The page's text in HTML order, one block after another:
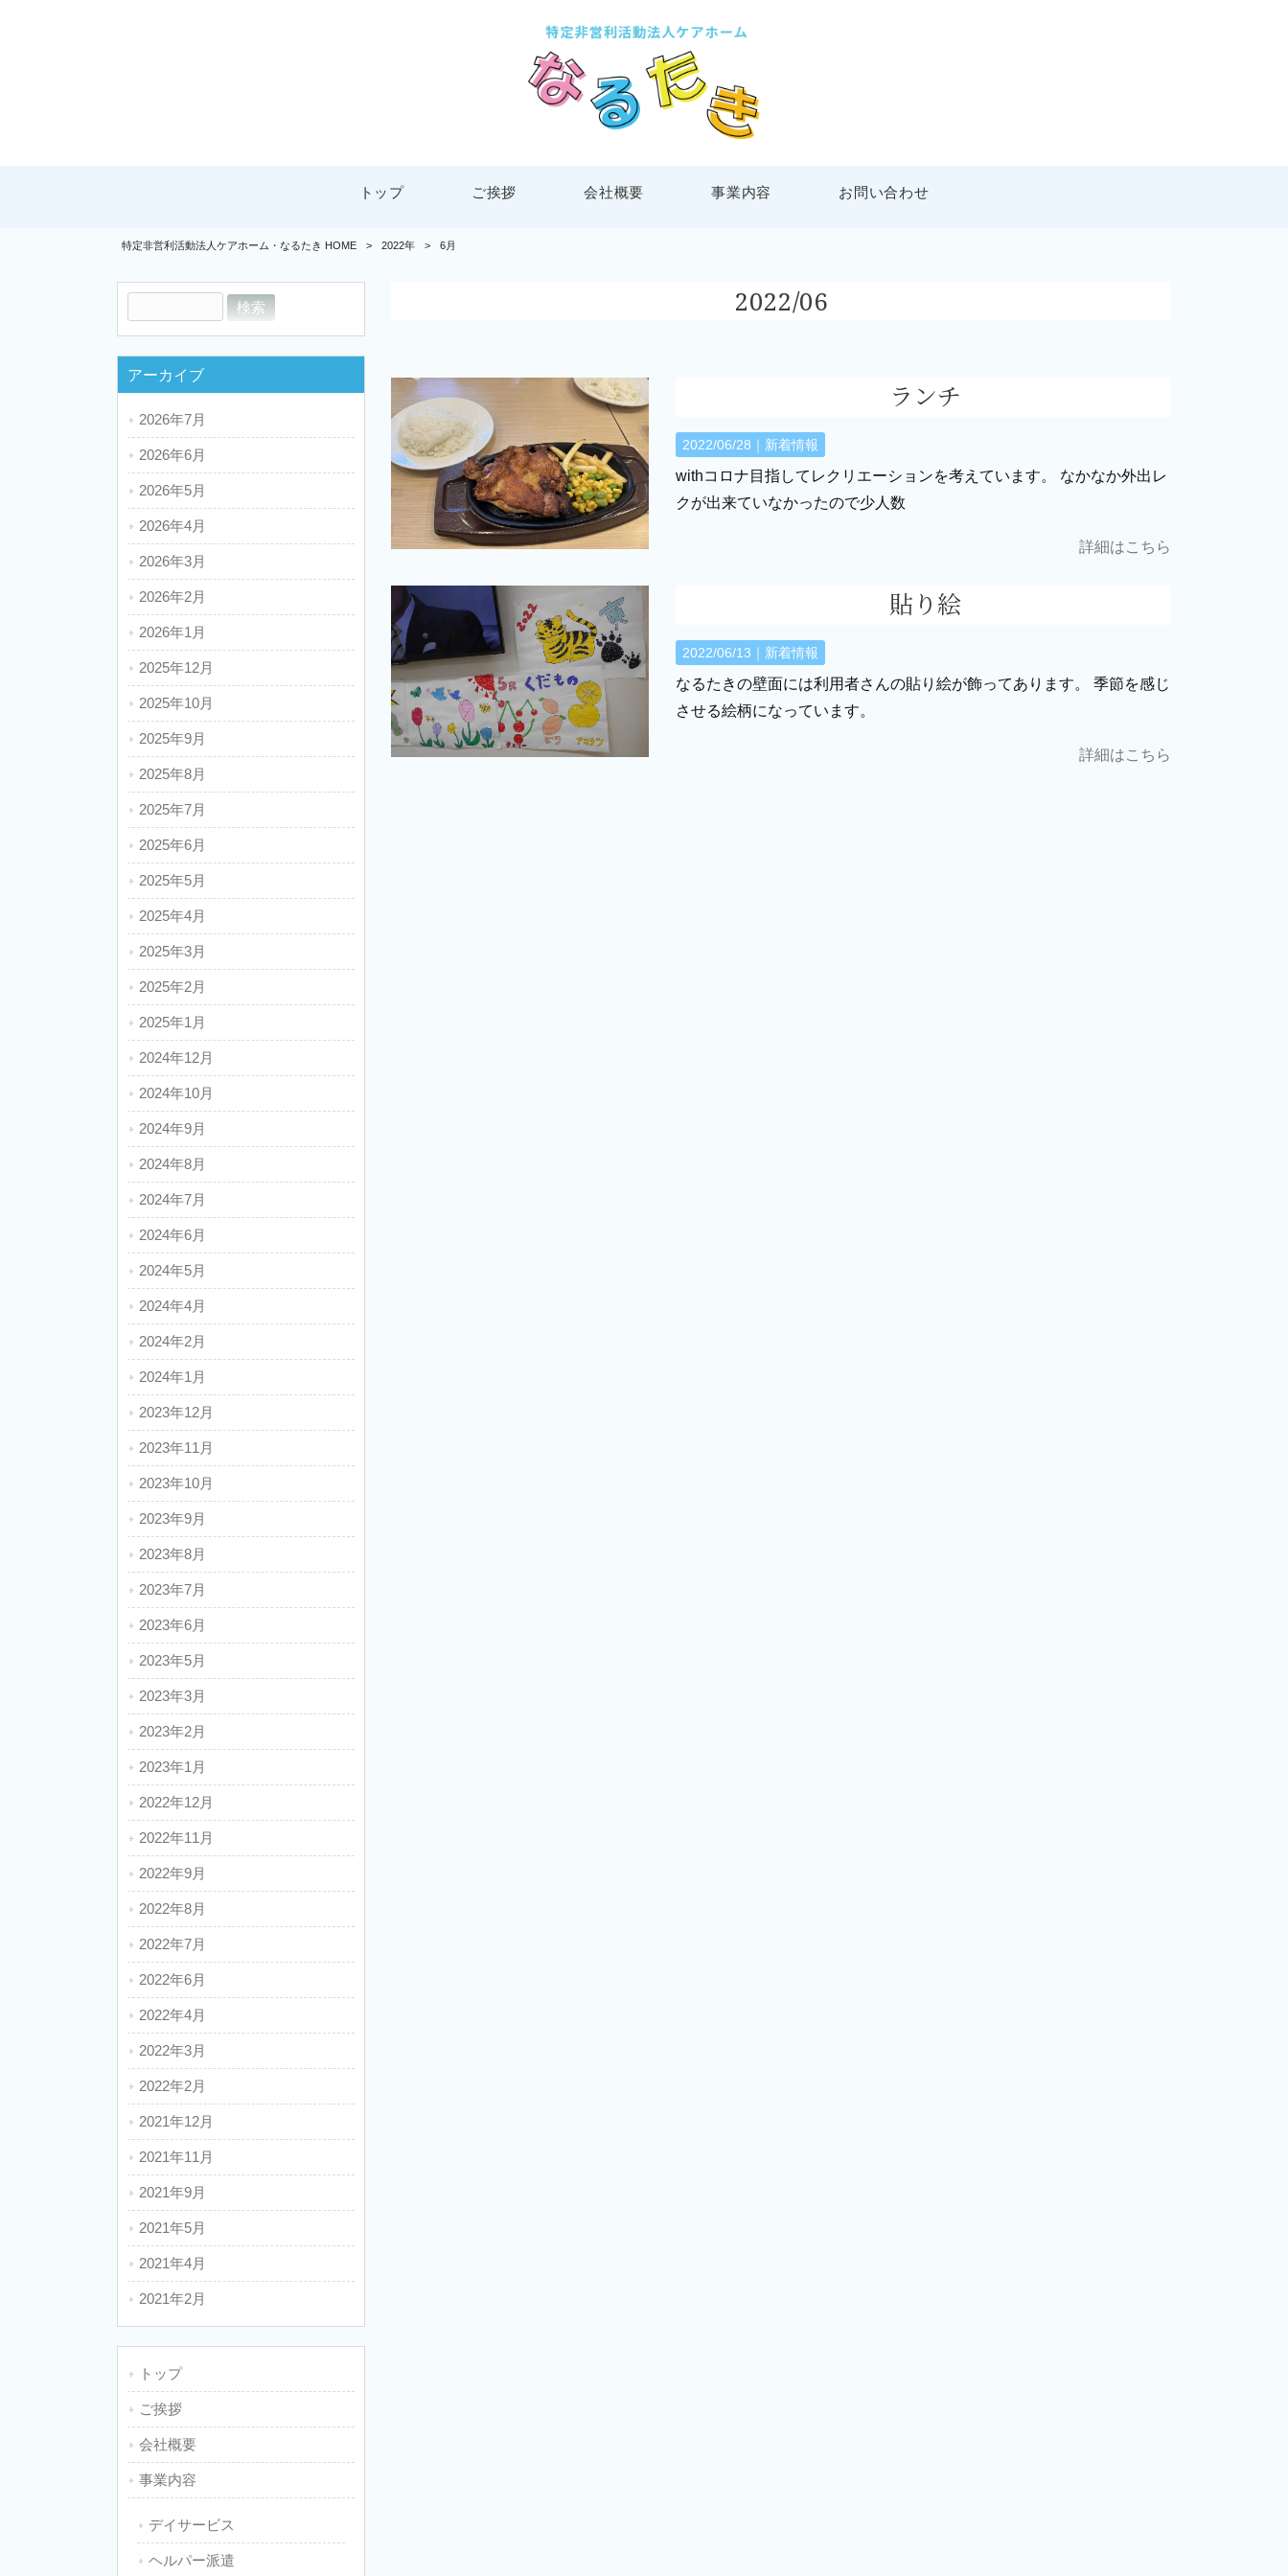
トップ ご挨拶 会社概要 事業内容 お問い合わせ
特定非営利活動法人ケアホーム・なるたき HOME > 2022年 > 6月
2022/06
ランチ
2022/06/28｜ 新着情報
withコロナ目指してレクリエーションを考えています。 なかなか外出レ
クが出来ていなかったので少人数
詳細はこちら
貼り絵
2022/06/13｜ 新着情報
なるたきの壁面には利用者さんの貼り絵が飾ってあります。 季節を感じ
させる絵柄になっています。
詳細はこちら
アーカイブ
2026年7月
2026年6月
2026年5月
2026年4月
2026年3月
2026年2月
2026年1月
2025年12月
2025年10月
2025年9月
2025年8月
2025年7月
2025年6月
2025年5月
2025年4月
2025年3月
2025年2月
2025年1月
2024年12月
2024年10月
2024年9月
2024年8月
2024年7月
2024年6月
2024年5月
2024年4月
2024年2月
2024年1月
2023年12月
2023年11月
2023年10月
2023年9月
2023年8月
2023年7月
2023年6月
2023年5月
2023年3月
2023年2月
2023年1月
2022年12月
2022年11月
2022年9月
2022年8月
2022年7月
2022年6月
2022年4月
2022年3月
2022年2月
2021年12月
2021年11月
2021年9月
2021年5月
2021年4月
2021年2月
トップ
ご挨拶
会社概要
事業内容
デイサービス
ヘルパー派遣